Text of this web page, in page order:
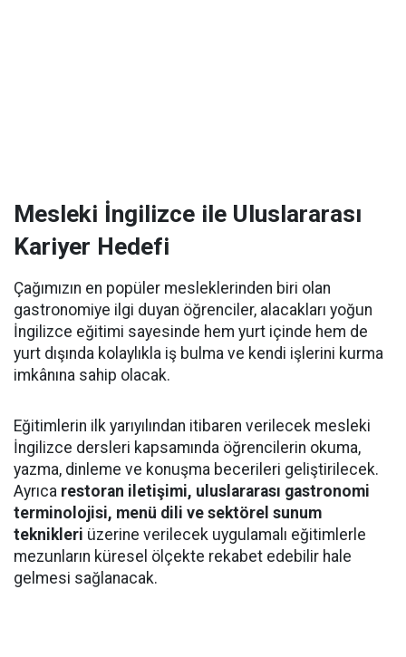
Mesleki İngilizce ile Uluslararası
Kariyer Hedefi
Çağımızın en popüler mesleklerinden biri olan
gastronomiye ilgi duyan öğrenciler, alacakları yoğun
İngilizce eğitimi sayesinde hem yurt içinde hem de
yurt dışında kolaylıkla iş bulma ve kendi işlerini kurma
imkânına sahip olacak.
Eğitimlerin ilk yarıyılından itibaren verilecek mesleki
İngilizce dersleri kapsamında öğrencilerin okuma,
yazma, dinleme ve konuşma becerileri geliştirilecek.
Ayrıca restoran iletişimi, uluslararası gastronomi
terminolojisi, menü dili ve sektörel sunum
teknikleri üzerine verilecek uygulamalı eğitimlerle
mezunların küresel ölçekte rekabet edebilir hale
gelmesi sağlanacak.